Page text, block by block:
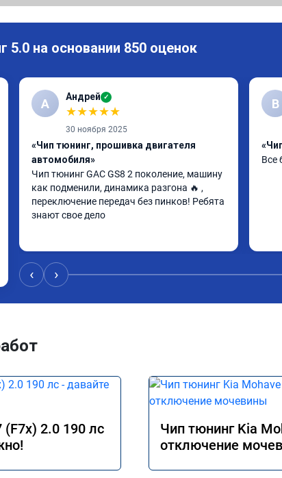
5.0 на основании 850 оценок
А Андрей ✓
★★★★★
30 ноября 2025
«Чип тюнинг, прошивка двигателя
автомобиля»
Чип тюнинг GAC GS8 2 поколение, машину
как подменили, динамика разгона 🔥 ,
переключение передач без пинков! Ребята
знают свое дело
В
Все
‹ ›
2.0 190 лс
Чип тюнинг Kia
отключение